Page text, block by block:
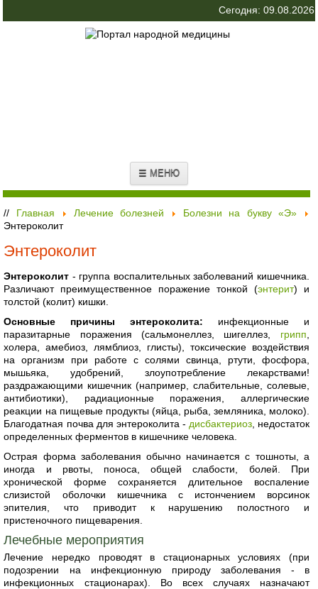
Сегодня: 09.08.2026
☰ МЕНЮ
// Главная Лечение болезней
Болезни на букву «Э»
Энтероколит
Энтероколит
Энтероколит - группа воспалительных заболеваний кишечника.
Различают преимущественное поражение тонкой (энтерит) и
толстой (колит) кишки.
Основные причины энтероколита: инфекционные и
паразитарные поражения (сальмонеллез, шигеллез, грипп
холера, амебиоз, лямблиоз, глисты), токсические воздействия
на организм при работе с солями свинца, ртути, фосфора,
мышьяка, удобрений, злоупотребление лекарствами!
раздражающими кишечник (например, слабительные, солевые,
антибиотики), радиационные поражения, аллергические
реакции на пищевые продукты (яйца, рыба, земляника, молоко).
Благодатная почва для энтероколита - дисбактериоз, недостаток
определенных ферментов в кишечнике человека.
Острая форма заболевания обычно начинается с тошноты, а
иногда и рвоты, поноса, общей слабости, болей. При
хронической форме сохраняется длительное воспаление
слизистой оболочки кишечника с истончением ворсинок
эпителия, что приводит к нарушению полостного и
пристеночного пищеварения.
Лечебные мероприятия
Лечение нередко проводят в стационарных условиях (при
подозрении на инфекционную природу заболевания - в
инфекционных стационарах). Во всех случаях назначают